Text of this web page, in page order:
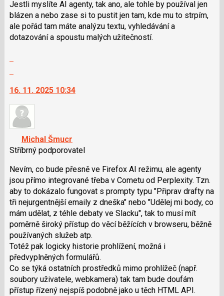
použít
i
klávesy
N
pro
předchozí
nový
názor
Jestli myslíte AI agenty, tak ano, ale tohle by používal jen
blázen a nebo zase si to pustit jen tam, kde mu to strpím,
ale pořád tam máte analýzu textu, vyhledávání a
dotazování a spoustu malých užitečností.
další
nový
názor.
navigaci
lze
použít
i
klávesy
N
pro
následující
a
P
pro
předchozí
nový
názor
16. 11. 2025 10:34
Michal Šmucr
Stříbrný podporovatel
Nevím, co bude přesně ve Firefox AI režimu, ale agenty
jsou přímo integrované třeba v Cometu od Perplexity. Tzn.
aby to dokázalo fungovat s prompty typu "Připrav drafty na
tři nejurgentnější emaily z dneška" nebo "Udělej mi body, co
mám udělat, z téhle debaty ve Slacku", tak to musí mít
poměrně široký přístup do věcí běžících v browseru, běžně
používaných služeb atp.
Totéž pak logicky historie prohlížení, možná i
předvyplněných formulářů.
Co se týká ostatních prostředků mimo prohlížeč (např.
soubory uživatele, webkamera) tak tam bude doufám
přístup řízený nejspíš podobně jako u těch HTML API.